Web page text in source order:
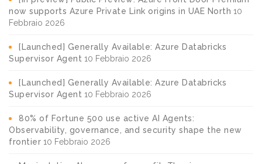
now supports Azure Private Link origins in UAE North 10
Febbraio 2026
[Launched] Generally Available: Azure Databricks
Supervisor Agent 10 Febbraio 2026
[Launched] Generally Available: Azure Databricks
Supervisor Agent 10 Febbraio 2026
80% of Fortune 500 use active AI Agents:
Observability, governance, and security shape the new
frontier 10 Febbraio 2026